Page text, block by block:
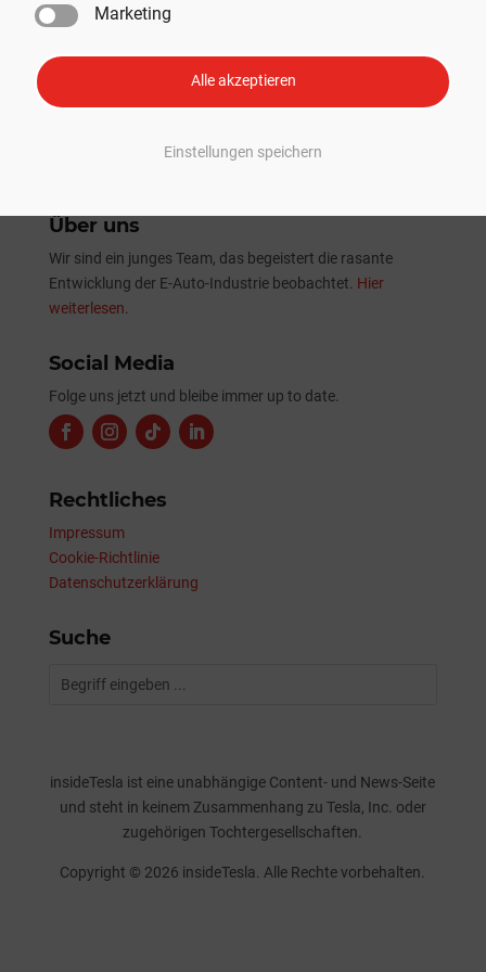
Marketing
Alle akzeptieren
Einstellungen speichern
Tesla Sommer-Update 2026: Alle Neuheiten und
Verbesserungen im Überblick
Über uns
Wir sind ein junges Team, das begeistert die rasante
Entwicklung der E-Auto-Industrie beobachtet. Hier
weiterlesen.
Social Media
Folge uns jetzt und bleibe immer up to date.
Rechtliches
Impressum
Cookie-Richtlinie
Datenschutzerklärung
Suche
insideTesla ist eine unabhängige Content- und News-Seite
und steht in keinem Zusammenhang zu Tesla, Inc. oder
zugehörigen Tochtergesellschaften.
Copyright © 2026 insideTesla. Alle Rechte vorbehalten.